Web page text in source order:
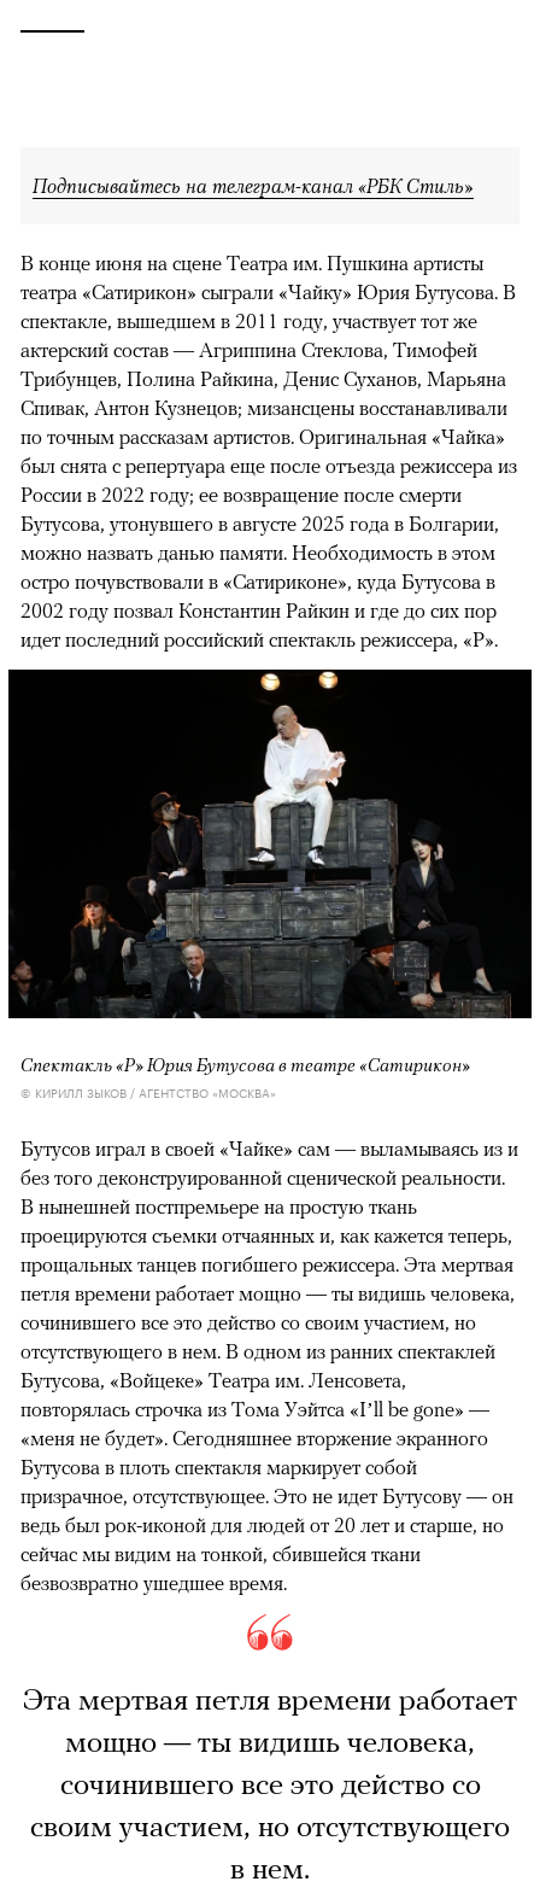
Подписывайтесь на телеграм-канал «РБК Стиль»
В конце июня на сцене Театра им. Пушкина артисты
театра «Сатирикон» сыграли «Чайку» Юрия Бутусова. В
спектакле, вышедшем в 2011 году, участвует тот же
актерский состав — Агриппина Стеклова, Тимофей
Трибунцев, Полина Райкина, Денис Суханов, Марьяна
Спивак, Антон Кузнецов; мизансцены восстанавливали
по точным рассказам артистов. Оригинальная «Чайка»
был снята с репертуара еще после отъезда режиссера из
России в 2022 году; ее возвращение после смерти
Бутусова, утонувшего в августе 2025 года в Болгарии,
можно назвать данью памяти. Необходимость в этом
остро почувствовали в «Сатириконе», куда Бутусова в
2002 году позвал Константин Райкин и где до сих пор
идет последний российский спектакль режиссера, «Р».
Спектакль «Р» Юрия Бутусова в театре «Сатирикон»
© КИРИЛЛ ЗЫКОВ / АГЕНТСТВО «МОСКВА»
Бутусов играл в своей «Чайке» сам — выламываясь из и
без того деконструированной сценической реальности.
В нынешней постпремьере на простую ткань
проецируются съемки отчаянных и, как кажется теперь,
прощальных танцев погибшего режиссера. Эта мертвая
петля времени работает мощно — ты видишь человека,
сочинившего все это действо со своим участием, но
отсутствующего в нем. В одном из ранних спектаклей
Бутусова, «Войцеке» Театра им. Ленсовета,
повторялась строчка из Тома Уэйтса «I’ll be gone» —
«меня не будет». Сегодняшнее вторжение экранного
Бутусова в плоть спектакля маркирует собой
призрачное, отсутствующее. Это не идет Бутусову — он
ведь был рок-иконой для людей от 20 лет и старше, но
сейчас мы видим на тонкой, сбившейся ткани
безвозвратно ушедшее время.
Эта мертвая петля времени работает
мощно — ты видишь человека,
сочинившего все это действо со
своим участием, но отсутствующего
в нем.